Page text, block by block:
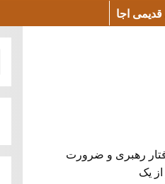
اجا
رفتار رهبری و ضرورت
یک